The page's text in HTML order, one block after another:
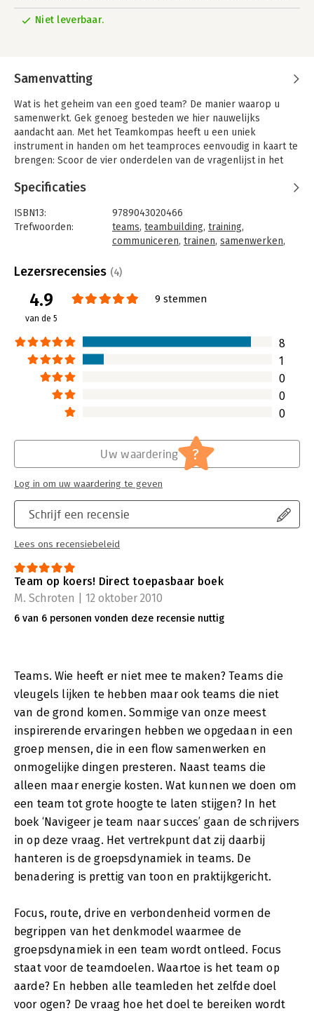
Niet leverbaar.
Samenvatting
Wat is het geheim van een goed team? De manier waarop u
samenwerkt. Gek genoeg besteden we hier nauwelijks
aandacht aan. Met het Teamkompas heeft u een uniek
instrument in handen om het teamproces eenvoudig in kaart te
brengen: Scoor de vier onderdelen van de vragenlijst in het
In dit praktijkboek vindt u uitleg hoe u teams het best kunt
aansturen en hoe u teamcommunicatie op gang kunt brengen.
Het Teamkompas is onder meer gebaseerd op een
wetenschappelijke analyse van groepsdynamische processen
Als manager en professional bent u de helft van de werkweek
kwijt aan samenwerken met collega's: vergaderen, projecten
uitvoeren, brandjes blussen. Dat is nogal wat! Veel energie
gaat verloren in teamprocessen die we eigenlijk niet begrijpen.
Tijd voor actie. Evalueer snel waar u staat als team, hoe u
besluiten neemt, innoveert en leert. Test het zelf in de
dagelijkse praktijk.
'Mooie en bruikbare voorbeelden van interventies. Elk team
verdient een goed kompas! Ik vind het boek waardevol en
vernieuwend en gebruik het in mijn nieuwe coachopleiding.'
Specificaties
ISBN13:
9789043020466
Trefwoorden:
teams, teambuilding, training,
communiceren, trainen, samenwerken,
teamdynamiek
Bindwijze:
paperback
Uitgever:
Druk:
1
Verschijningsdatum:
Hoofdrubriek:
Lezersrecensies (4)
4.9
van de 5
9 stemmen
8
1
0
0
0
Schrijf een recensie
Lees ons recensiebeleid
Uw waardering ?
Log in om uw waardering te geven
Team op koers! Direct toepasbaar boek
M. Schroten | 12 oktober 2010
6 van 6 personen vonden deze recensie nuttig
Teams. Wie heeft er niet mee te maken? Teams die
vleugels lijken te hebben maar ook teams die niet
van de grond komen. Sommige van onze meest
inspirerende ervaringen hebben we opgedaan in een
groep mensen, die in een flow samenwerken en
onmogelijke dingen presteren. Naast teams die
alleen maar energie kosten. Wat kunnen we doen om
een team tot grote hoogte te laten stijgen? In het
boek ‘Navigeer je team naar succes’ gaan de schrijvers
in op deze vraag. Het vertrekpunt dat zij daarbij
hanteren is de groepsdynamiek in teams. De
benadering is prettig van toon en praktijkgericht.
Focus, route, drive en verbondenheid vormen de
begrippen van het denkmodel waarmee de
groepsdynamiek in een team wordt ontleed. Focus
staat voor de teamdoelen. Waartoe is het team op
aarde? En hebben alle teamleden het zelfde doel
voor ogen? De vraag hoe het doel te bereiken wordt